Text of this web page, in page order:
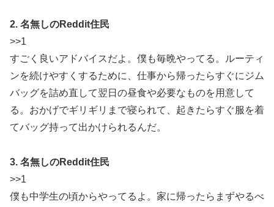
2. 名無しのReddit住民
>>1
すごく良いアドバイスだよ。僕も毎晩やってる。ルーティ
ンを続けやすくするために、仕事から帰ったらすぐにジム
バッグを詰め直して翌日の昼食や必要なものを用意して
る。おかげでギリギリまで寝られて、起きたらすぐ服を着
てバッグ持って出かけられるんだ。
3. 名無しのReddit住民
>>1
僕も中学生の頃からやってるよ。家に帰ったらまずやるべ